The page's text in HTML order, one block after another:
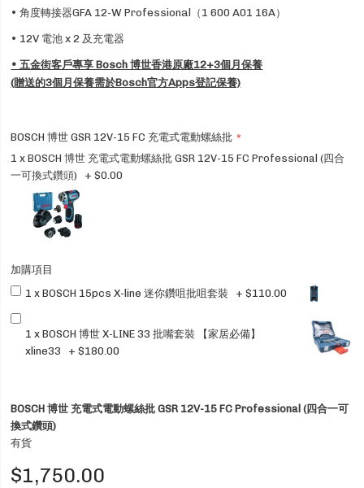
• 角度轉接器GFA 12-W Professional（1 600 A01 16A）
• 12V 電池 x 2 及充電器
• 五金街客戶專享 Bosch 博世香港原廠12+3個月保養
(贈送的3個月保養需於Bosch官方Apps登記保養)
BOSCH 博世 GSR 12V-15 FC 充電式電動螺絲批
1 x BOSCH 博世 充電式電動螺絲批 GSR 12V-15 FC Professional (四合
一可換式鑽頭)
+$0.00
加購項目
1 x BOSCH 15pcs X-line 迷你鑽咀批咀套裝
+$110.00
1 x BOSCH 博世 X-LINE 33 批嘴套裝 【家居必備】
xline33
+$180.00
BOSCH 博世 充電式電動螺絲批 GSR 12V-15 FC Professional (四合一可
換式鑽頭)
有貨
$1,750.00